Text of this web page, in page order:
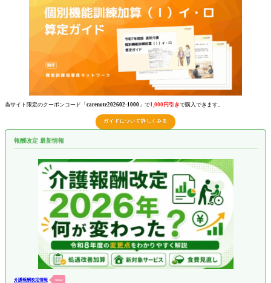
当サイト限定のクーポンコード「 carenote202602-1000 」で1,000円引きで購入できます。
ガイドについて詳しくみる
報酬改定 最新情報
介護報酬改定情報 New!